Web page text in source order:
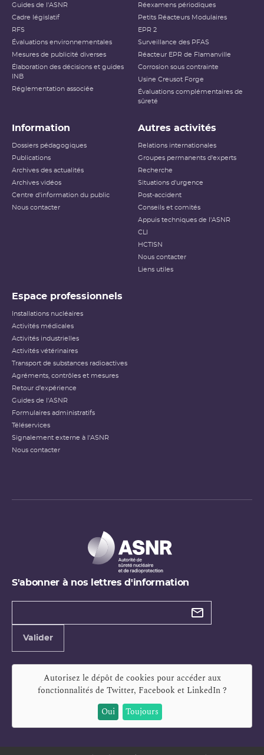
Guides de l'ASNR
Cadre législatif
RFS
Évaluations environnementales
Mesures de publicité diverses
Élaboration des décisions et guides
INB
Réglementation associée
Réexamens périodiques
Petits Réacteurs Modulaires
EPR 2
Surveillance des PFAS
Réacteur EPR de Flamanville
Corrosion sous contrainte
Usine Creusot Forge
Évaluations complémentaires de
sûreté
Information
Dossiers pédagogiques
Publications
Archives des actualités
Archives vidéos
Centre d'information du public
Nous contacter
Autres activités
Relations internationales
Groupes permanents d'experts
Recherche
Situations d'urgence
Post-accident
Conseils et comités
Appuis techniques de l'ASNR
CLI
HCTISN
Nous contacter
Liens utiles
Espace professionnels
Installations nucléaires
Activités médicales
Activités industrielles
Activités vétérinaires
Transport de substances radioactives
Agréments, contrôles et mesures
Retour d'expérience
Guides de l'ASNR
Formulaires administratifs
Téléservices
Signalement externe à l'ASNR
Nous contacter
S'abonner à nos lettres d'information
Types de
Valider
Autorisez le dépôt de cookies pour accéder aux
fonctionnalités de Twitter, Facebook et LinkedIn?
Oui
Toujours